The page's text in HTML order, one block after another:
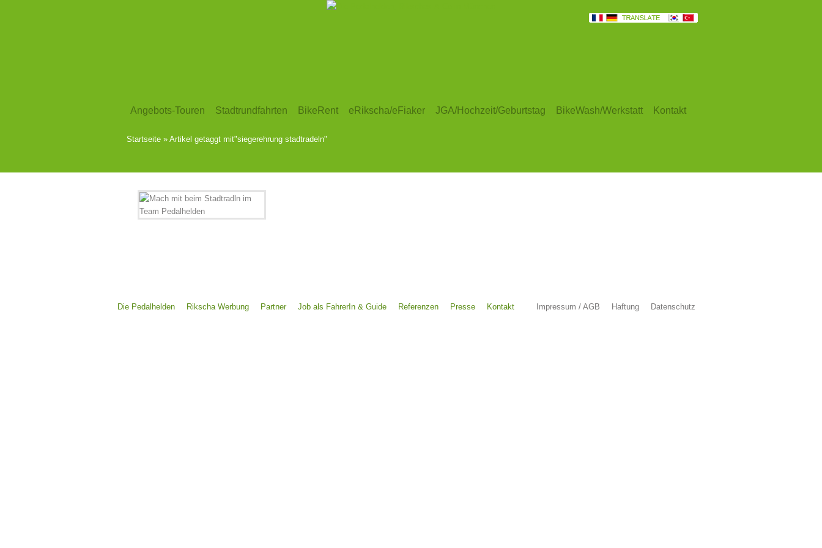
Angebots-Touren Stadtrundfahrten BikeRent eRikscha/eFiaker JGA/Hochzeit/Geburtstag BikeWash/Werkstatt Kontakt
Startseite » Artikel getaggt mit"siegerehrung stadtradeln"
Die Pedalhelden Rikscha Werbung Partner Job als FahrerIn & Guide Referenzen Presse Kontakt Impressum / AGB Haftung Datenschutz